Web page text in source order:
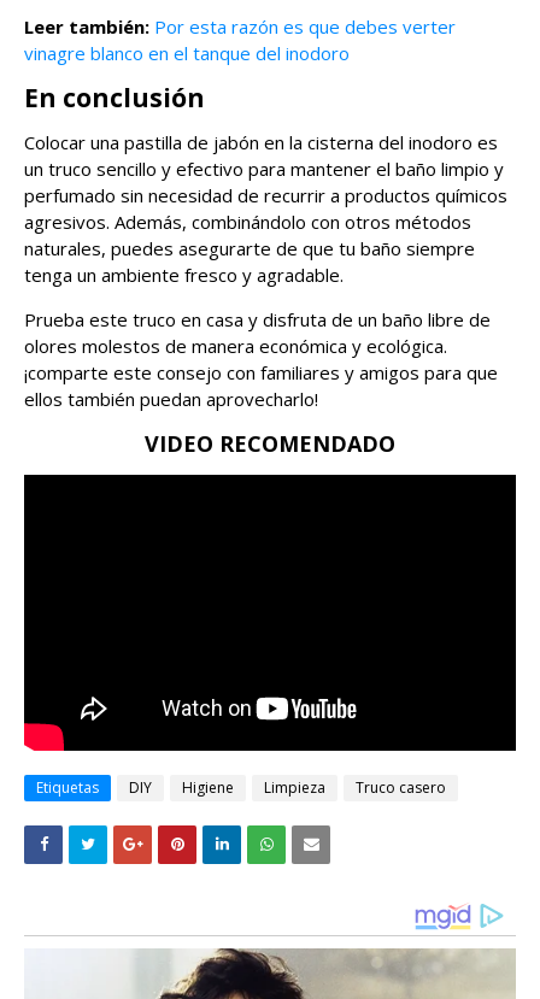
Leer también: Por esta razón es que debes verter
vinagre blanco en el tanque del inodoro
En conclusión
Colocar una pastilla de jabón en la cisterna del inodoro es
un truco sencillo y efectivo para mantener el baño limpio y
perfumado sin necesidad de recurrir a productos químicos
agresivos. Además, combinándolo con otros métodos
naturales, puedes asegurarte de que tu baño siempre
tenga un ambiente fresco y agradable.
Prueba este truco en casa y disfruta de un baño libre de
olores molestos de manera económica y ecológica.
¡comparte este consejo con familiares y amigos para que
ellos también puedan aprovecharlo!
VIDEO RECOMENDADO
Etiquetas DIY Higiene Limpieza Truco casero